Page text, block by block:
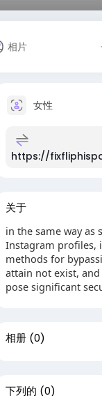
相片
女性
https://
关于
in the same way as
Instagram profiles,
methods for
attain not exist,
pose significant
相册 (0)
下列的 (0)